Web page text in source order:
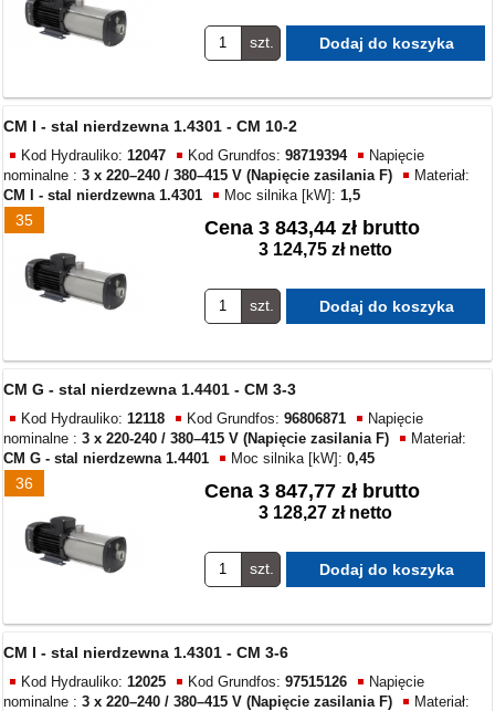
szt.
35
CM I - stal nierdzewna 1.4301 - CM 10-2
Kod Hydrauliko:12047 Kod Grundfos:98719394
Napięcie
nominalne :3 x 220–240 / 380–415 V (Napięcie zasilania F)
Materiał:
CM I - stal nierdzewna 1.4301
Moc silnika [kW]:1,5
Cena 3 843,44 zł brutto
3 124,75 zł netto
szt.
36
CM G - stal nierdzewna 1.4401 - CM 3-3
Kod Hydrauliko:12118 Kod Grundfos:96806871
Napięcie
nominalne :3 x 220-240 / 380–415 V (Napięcie zasilania F)
Materiał:
CM G - stal nierdzewna 1.4401
Moc silnika [kW]:0,45
Cena 3 847,77 zł brutto
3 128,27 zł netto
szt.
CM I - stal nierdzewna 1.4301 - CM 3-6
Kod Hydrauliko:12025 Kod Grundfos:97515126
Napięcie
nominalne :3 x 220–240 / 380–415 V (Napięcie zasilania F)
Materiał: